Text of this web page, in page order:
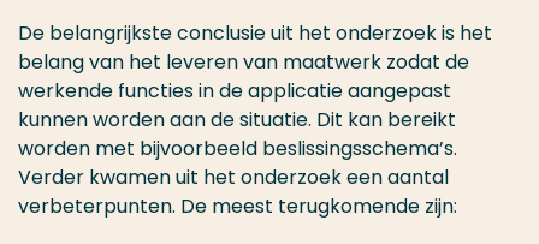
De belangrijkste conclusie uit het onderzoek is het
belang van het leveren van maatwerk zodat de
werkende functies in de applicatie aangepast
kunnen worden aan de situatie. Dit kan bereikt
worden met bijvoorbeeld beslissingsschema’s.
Verder kwamen uit het onderzoek een aantal
verbeterpunten. De meest terugkomende zijn: